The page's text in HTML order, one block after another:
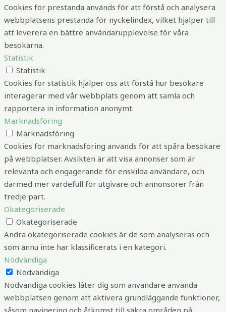
Cookies för prestanda används för att förstå och analysera
webbplatsens prestanda för nyckelindex, vilket hjälper till
att leverera en bättre användarupplevelse för våra
besökarna.
Statistik
Statistik
Cookies för statistik hjälper oss att förstå hur besökare
interagerar med vår webbplats genom att samla och
rapportera in information anonymt.
Marknadsföring
Marknadsföring
Cookies för marknadsföring används för att spåra besökare
på webbplatser. Avsikten är att visa annonser som är
relevanta och engagerande för enskilda användare, och
därmed mer värdefull för utgivare och annonsörer från
tredje part.
Okategoriserade
Okategoriserade
Andra okategoriserade cookies är de som analyseras och
som ännu inte har klassificerats i en kategori.
Nödvändiga
Nödvändiga
Nödvändiga cookies låter dig som användare använda
webbplatsen genom att aktivera grundläggande funktioner,
såsom navigering och åtkomst till säkra områden på